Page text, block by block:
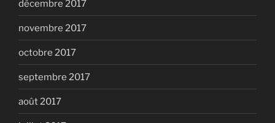
décembre 2017
novembre 2017
octobre 2017
septembre 2017
août 2017